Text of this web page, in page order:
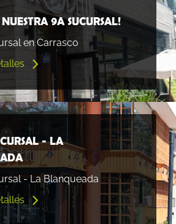
9A SUCURSAL!
en Carrasco
- LA
- La Blanqueada